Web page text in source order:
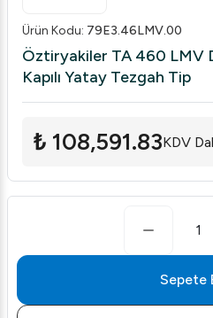
Ürün Kodu: 79E3.46LMV.00
Öztiryakiler TA 460 LMV
Kapılı Yatay Tezgah Tip
₺ 108,591.83KDV
1
Sepete